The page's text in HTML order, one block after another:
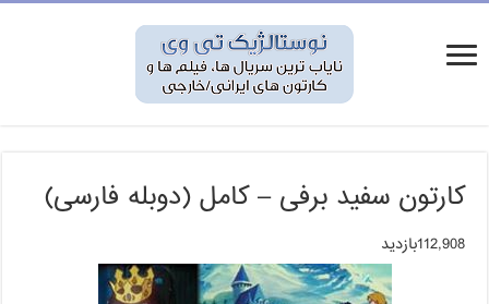
کارتون سفید برفی – کامل (دوبله فارسی)
112,908بازدید